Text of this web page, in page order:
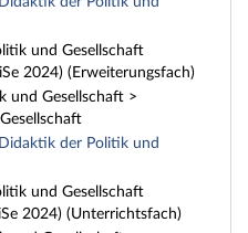
und Gesellschaft
2024) (Erweiterungsfach)
und Gesellschaft >
der Politik und
und Gesellschaft
2024) (Unterrichtsfach)